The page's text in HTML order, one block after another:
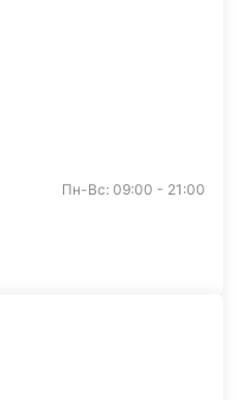
Пн-Вс: 09:00 - 21:00